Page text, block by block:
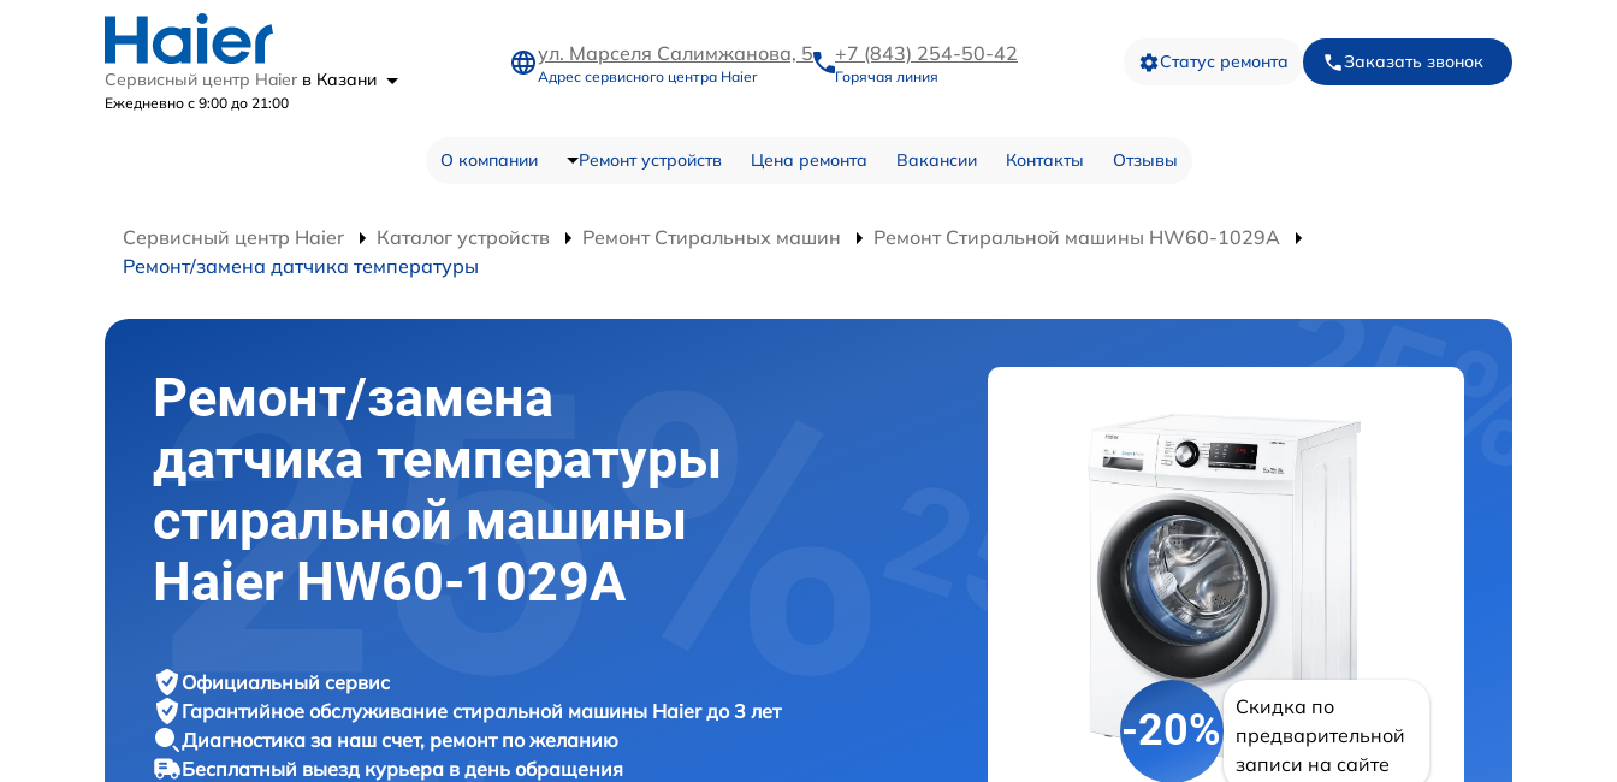
Сервисный центр Haier в Казани
Ежедневно с 9:00 до 21:00
ул. Марселя Салимжанова, 5
Адрес сервисного центра Haier
+7 (843) 254-50-42
Горячая линия
Статус ремонта Заказать звонок
О компании Ремонт устройств Цена ремонта Вакансии Контакты Отзывы
Сервисный центр Haier Каталог устройств Ремонт Стиральных машин
Ремонт Стиральной машины HW60-1029A
Ремонт/замена датчика температуры
Ремонт/замена
датчика температуры
стиральной машины
Haier HW60-1029A
Официальный сервис
Гарантийное обслуживание стиральной машины Haier до 3 лет
Диагностика за наш счет, ремонт по желанию
Бесплатный выезд курьера в день обращения
-20%
Скидка по
предварительной
записи на сайте